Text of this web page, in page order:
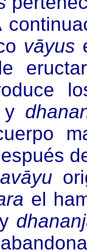
vāyus
y
el